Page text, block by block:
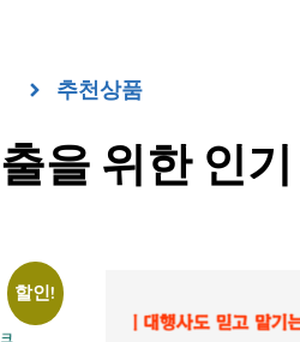
추천상품
을 위한 인
할인!